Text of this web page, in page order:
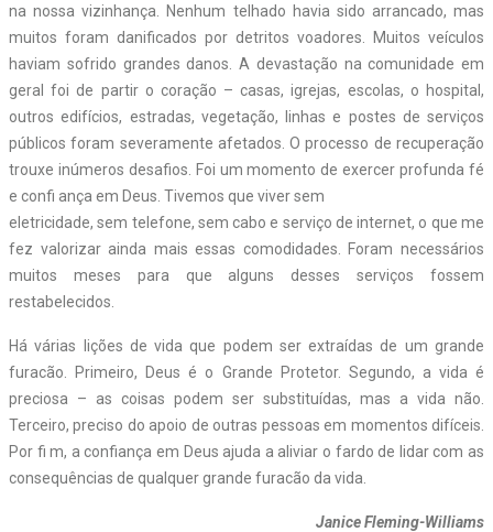
na nossa vizinhança. Nenhum telhado havia sido arrancado, mas
muitos foram danificados por detritos voadores. Muitos veículos
haviam sofrido grandes danos. A devastação na comunidade em
geral foi de partir o coração – casas, igrejas, escolas, o hospital,
outros edifícios, estradas, vegetação, linhas e postes de serviços
públicos foram severamente afetados. O processo de recuperação
trouxe inúmeros desafios. Foi um momento de exercer profunda fé
e confi ança em Deus. Tivemos que viver sem
eletricidade, sem telefone, sem cabo e serviço de internet, o que me
fez valorizar ainda mais essas comodidades. Foram necessários
muitos meses para que alguns desses serviços fossem
restabelecidos.
Há várias lições de vida que podem ser extraídas de um grande
furacão. Primeiro, Deus é o Grande Protetor. Segundo, a vida é
preciosa – as coisas podem ser substituídas, mas a vida não.
Terceiro, preciso do apoio de outras pessoas em momentos difíceis.
Por fi m, a confiança em Deus ajuda a aliviar o fardo de lidar com as
consequências de qualquer grande furacão da vida.
Janice Fleming-Williams